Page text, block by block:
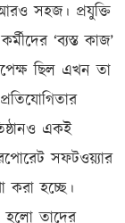
সহজ। প্রযুক্তি
‘ব্যস্ত কাজ’
ছিল এখন তা
একই
সফটওয়্যার
করা হচ্ছে।